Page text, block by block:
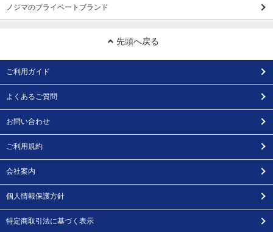
ノジマのプライベートブランド
先頭へ戻る
ご利用ガイド
よくあるご質問
お問い合わせ
ご利用規約
会社案内
個人情報保護方針
特定商取引法に基づく表示